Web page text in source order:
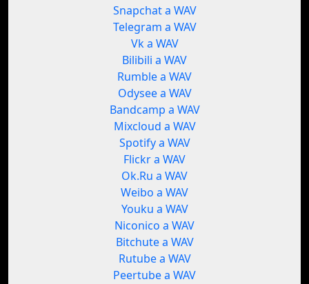
Snapchat a WAV
Telegram a WAV
Vk a WAV
Bilibili a WAV
Rumble a WAV
Odysee a WAV
Bandcamp a WAV
Mixcloud a WAV
Spotify a WAV
Flickr a WAV
Ok.Ru a WAV
Weibo a WAV
Youku a WAV
Niconico a WAV
Bitchute a WAV
Rutube a WAV
Peertube a WAV